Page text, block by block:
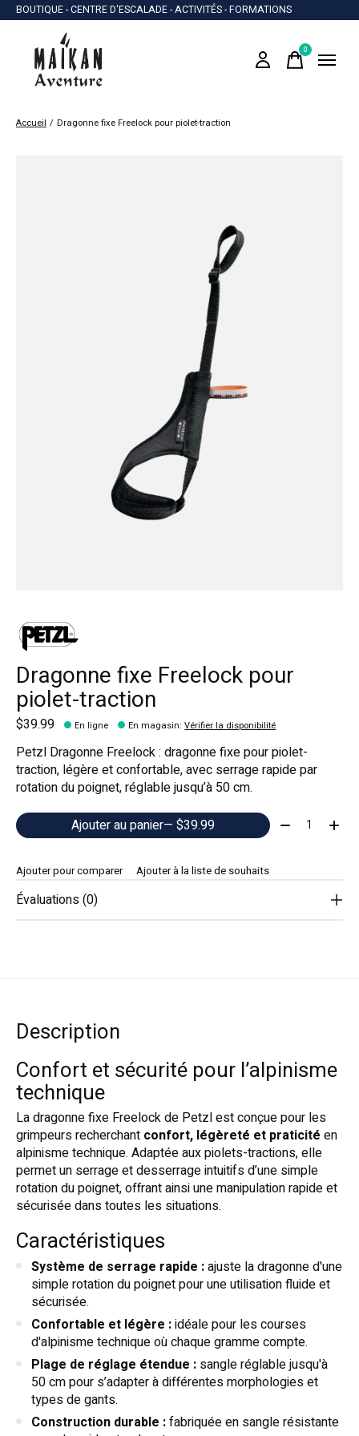
BOUTIQUE - CENTRE D'ESCALADE - ACTIVITÉS - FORMATIONS
0items
Accueil / Dragonne fixe Freelock pour piolet-traction
Dragonne fixe Freelock pour
piolet-traction
$39.99 En ligne En magasin:Vérifier la disponibilité
Petzl Dragonne Freelock : dragonne fixe pour piolet-
traction, légère et confortable, avec serrage rapide par
rotation du poignet, réglable jusqu’à 50 cm.
Ajouter au panier
— $39.99 Quantité:
Ajouter pour comparer Ajouter à la liste de souhaits
Évaluations (0)
Description
Confort et sécurité pour l’alpinisme
technique
La dragonne fixe Freelock de Petzl est conçue pour les
grimpeurs recherchant confort, légèreté et praticité en
alpinisme technique. Adaptée aux piolets-tractions, elle
permet un serrage et desserrage intuitifs d’une simple
rotation du poignet, offrant ainsi une manipulation rapide et
sécurisée dans toutes les situations.
Caractéristiques
Système de serrage rapide :ajuste la dragonne d'une
simple rotation du poignet pour une utilisation fluide et
sécurisée.
Confortable et légère :idéale pour les courses
d'alpinisme technique où chaque gramme compte.
Plage de réglage étendue : sangle réglable jusqu'à
50 cm pour s’adapter à différentes morphologies et
types de gants.
Construction durable :fabriquée en sangle résistante